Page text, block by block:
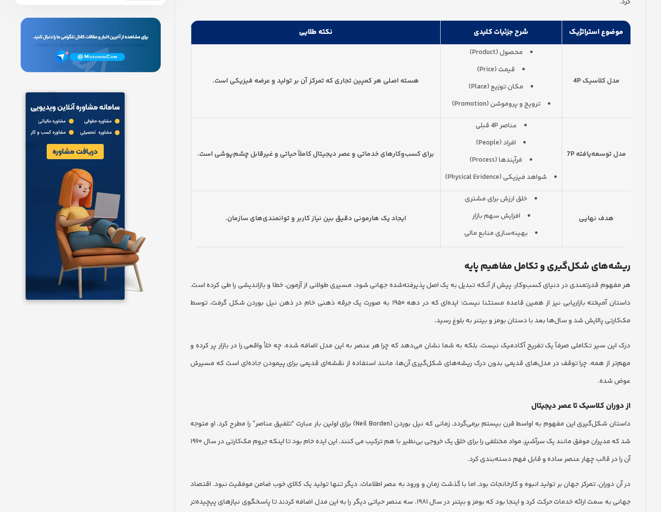
موضوع استراتژیک شرح جزئیات کلیدی نکته طلایی
مدل کلاسیک 4P
محصول (Product)
قیمت (Price)
مکان توزیع (Place)
ترویج و پروموشن (Promotion)
هسته اصلی هر کمپین تجاری که تمرکز آن بر تولید و عرضه فیزیکی است.
مدل توسعه‌یافته 7P
عناصر 4P قبلی
افراد (People)
فرآیندها (Process)
شواهد فیزیکی (Physical Evidence)
برای کسب‌وکارهای خدماتی و عصر دیجیتال کاملاً حیاتی و غیرقابل چشم‌پوشی است.
هدف نهایی
خلق ارزش برای مشتری
افزایش سهم بازار
بهینه‌سازی منابع مالی
ایجاد یک هارمونی دقیق بین نیاز کاربر و توانمندی‌های سازمان.
ریشه‌های شکل‌گیری و تکامل مفاهیم پایه
هر مفهوم قدرتمندی در دنیای کسب‌وکار، پیش از آنکه تبدیل به یک اصل پذیرفته‌شده جهانی شود، مسیری طولانی از آزمون، خطا و بازاندیشی را طی کرده است.
داستان آمیخته بازاریابی نیز از همین قاعده مستثنا نیست؛ ایده‌ای که در دهه ۱۹۵۰ به صورت یک جرقه ذهنی خام در ذهن نیل بوردن شکل گرفت، توسط
مک‌کارتی پالایش شد و سال‌ها بعد با دستان بومز و بیتنر به بلوغ رسید.
درک این سیر تکاملی صرفاً یک تفریح آکادمیک نیست، بلکه به شما نشان می‌دهد که چرا هر عنصر به این مدل اضافه شده، چه خلأ واقعی را در بازار پر کرده و
مهم‌تر از همه، چرا توقف در مدل‌های قدیمی بدون درک ریشه‌های شکل‌گیری آن‌ها، مانند استفاده از نقشه‌ای قدیمی برای پیمودن جاده‌ای است که مسیرش
عوض شده.
از دوران کلاسیک تا عصر دیجیتال
داستان شکل‌گیری این مفهوم به اواسط قرن بیستم برمی‌گردد. زمانی که نیل بوردن (Neil Borden) برای اولین بار عبارت “تلفیق عناصر” را مطرح کرد. او متوجه
شد که مدیران موفق مانند یک سرآشپز، مواد مختلفی را برای خلق یک خروجی بی‌نظیر با هم ترکیب می کنند. این ایده خام بود تا اینکه جروم مک‌کارتی در سال ۱۹۶۰
آن را در قالب چهار عنصر ساده و قابل فهم دسته‌بندی کرد.
در آن دوران، تمرکز جهان بر تولید انبوه و کارخانجات بود. اما با گذشت زمان و ورود به عصر اطلاعات، دیگر تنها تولید یک کالای خوب ضامن موفقیت نبود. اقتصاد
جهانی به سمت ارائه خدمات حرکت کرد و اینجا بود که بومز و بیتنر در سال ۱۹۸۱، سه عنصر حیاتی دیگر را به این مدل اضافه کردند تا پاسخگوی نیازهای پیچیده‌تر